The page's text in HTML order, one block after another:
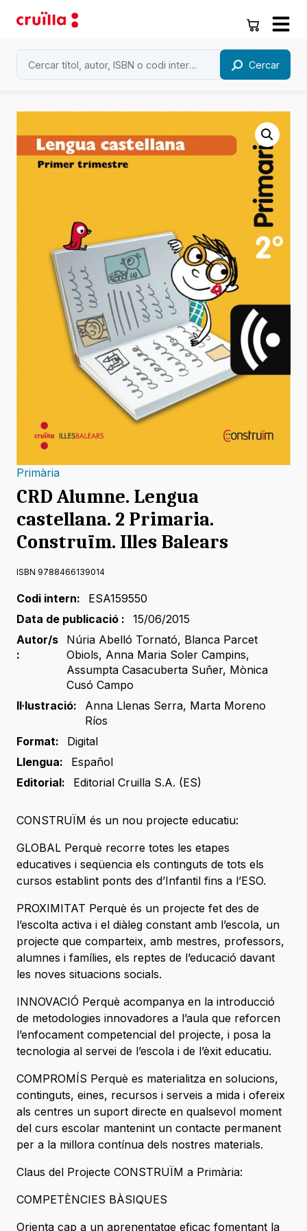
Cercar
Primària
CRD Alumne. Lengua
castellana. 2 Primaria.
Construïm. Illes Balears
ISBN 9788466139014
Codi intern:
ESA159550
Data de publicació :
15/06/2015
Autor/s
:
Núria Abelló Tornató, Blanca Parcet
Obiols, Anna Maria Soler Campins,
Assumpta Casacuberta Suñer, Mònica
Cusó Campo
Il·lustració:
Anna Llenas Serra, Marta Moreno
Ríos
Format:
Digital
Llengua:
Español
Editorial:
Editorial Cruilla S.A. (ES)
CONSTRUÏM és un nou projecte educatiu:
GLOBAL Perquè recorre totes les etapes
educatives i seqüencia els continguts de tots els
cursos establint ponts des d’Infantil fins a l’ESO.
PROXIMITAT Perquè és un projecte fet des de
l’escolta activa i el diàleg constant amb l’escola, un
projecte que comparteix, amb mestres, professors,
alumnes i famílies, els reptes de l’educació davant
les noves situacions socials.
INNOVACIÓ Perquè acompanya en la introducció
de metodologies innovadores a l’aula que reforcen
l’enfocament competencial del projecte, i posa la
tecnologia al servei de l’escola i de l’èxit educatiu.
COMPROMÍS Perquè es materialitza en solucions,
continguts, eines, recursos i serveis a mida i ofereix
als centres un suport directe en qualsevol moment
del curs escolar mantenint un contacte permanent
per a la millora contínua dels nostres materials.
Claus del Projecte CONSTRUÏM a Primària:
COMPETÈNCIES BÀSIQUES
Orienta cap a un aprenentatge eficaç fomentant la